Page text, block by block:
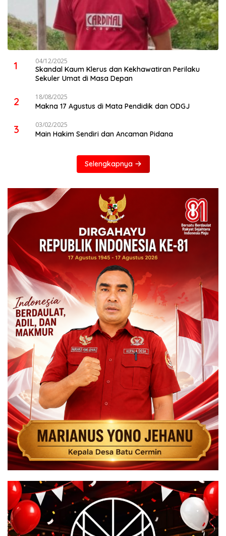
1 04/12/2025
Skandal Kaum Klerus dan Kekhawatiran Perilaku
Sekuler Umat di Masa Depan
2 18/08/2025
Makna 17 Agustus di Mata Pendidik dan ODGJ
3 03/02/2025
Main Hakim Sendiri dan Ancaman Pidana
Selengkapnya